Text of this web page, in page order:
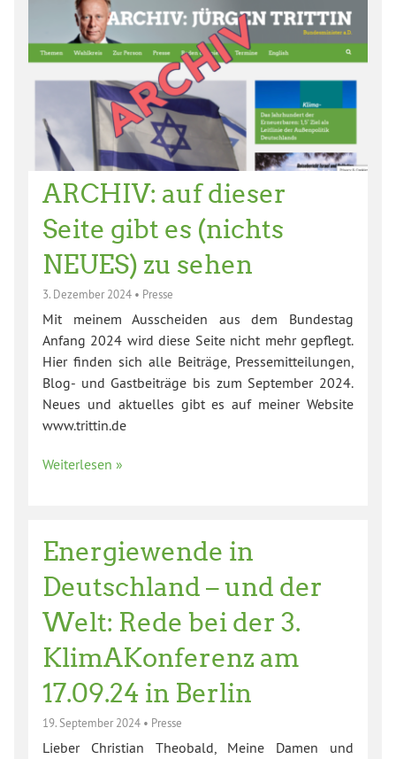
ARCHIV: auf dieser
Seite gibt es (nichts
NEUES) zu sehen
3. Dezember 2024 • Presse
Mit meinem Ausscheiden aus dem Bundestag
Anfang 2024 wird diese Seite nicht mehr gepflegt.
Hier finden sich alle Beiträge, Pressemitteilungen,
Blog- und Gastbeiträge bis zum September 2024.
Neues und aktuelles gibt es auf meiner Website
www.trittin.de
Weiterlesen »
Energiewende in
Deutschland – und der
Welt: Rede bei der 3.
KlimAKonferenz am
17.09.24 in Berlin
19. September 2024 • Presse
Lieber Christian Theobald, Meine Damen und